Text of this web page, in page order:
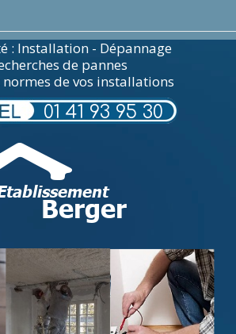
: Installation - Dépannage
de pannes
de vos installations
01 41 93 95 30